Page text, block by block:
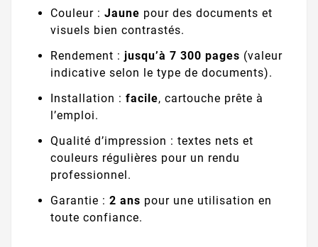
Couleur : Jaune pour des documents et
visuels bien contrastés.
Rendement : jusqu’à 7 300 pages (valeur
indicative selon le type de documents).
Installation : facile, cartouche prête à
l’emploi.
Qualité d’impression : textes nets et
couleurs régulières pour un rendu
professionnel.
Garantie : 2 ans pour une utilisation en
toute confiance.